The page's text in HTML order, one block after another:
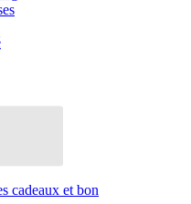
cadeaux et bon